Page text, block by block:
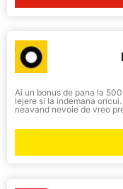
Ai un bonus de pana la
lejere si la indemana
neavand nevoie de vreo